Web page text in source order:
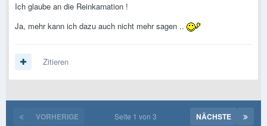
Ich glaube an die Reinkarnation !
Ja, mehr kann ich dazu auch nicht mehr sagen ..
Zitieren
VORHERIGE NÄCHSTE
Seite 1 von 3